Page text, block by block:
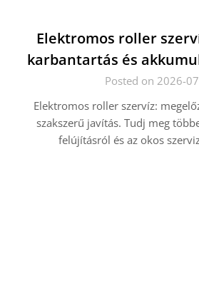
Elektromos roller
karbantartás és
Posted on 2026-
Elektromos roller szervíz:
szakszerű javítás. Tudj meg
felújításról és az okos